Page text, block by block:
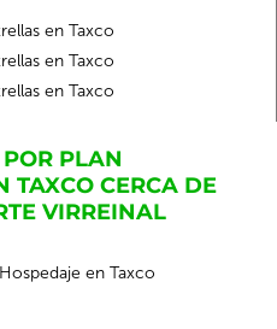
en Taxco
en Taxco
en Taxco
PLAN
TAXCO CERCA DE
VIRREINAL
en Taxco